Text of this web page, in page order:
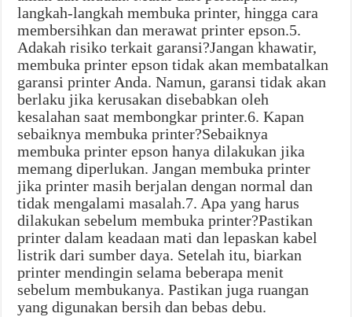
langkah-langkah membuka printer, hingga cara
membersihkan dan merawat printer epson.5.
Adakah risiko terkait garansi?Jangan khawatir,
membuka printer epson tidak akan membatalkan
garansi printer Anda. Namun, garansi tidak akan
berlaku jika kerusakan disebabkan oleh
kesalahan saat membongkar printer.6. Kapan
sebaiknya membuka printer?Sebaiknya
membuka printer epson hanya dilakukan jika
memang diperlukan. Jangan membuka printer
jika printer masih berjalan dengan normal dan
tidak mengalami masalah.7. Apa yang harus
dilakukan sebelum membuka printer?Pastikan
printer dalam keadaan mati dan lepaskan kabel
listrik dari sumber daya. Setelah itu, biarkan
printer mendingin selama beberapa menit
sebelum membukanya. Pastikan juga ruangan
yang digunakan bersih dan bebas debu.